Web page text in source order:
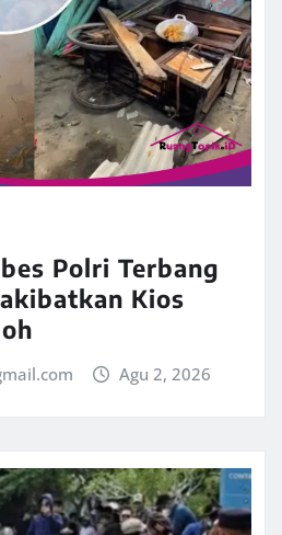
Polri Terbang
Kios
Agu 2, 2026